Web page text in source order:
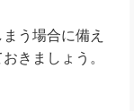
う場合に備え
きましょう。